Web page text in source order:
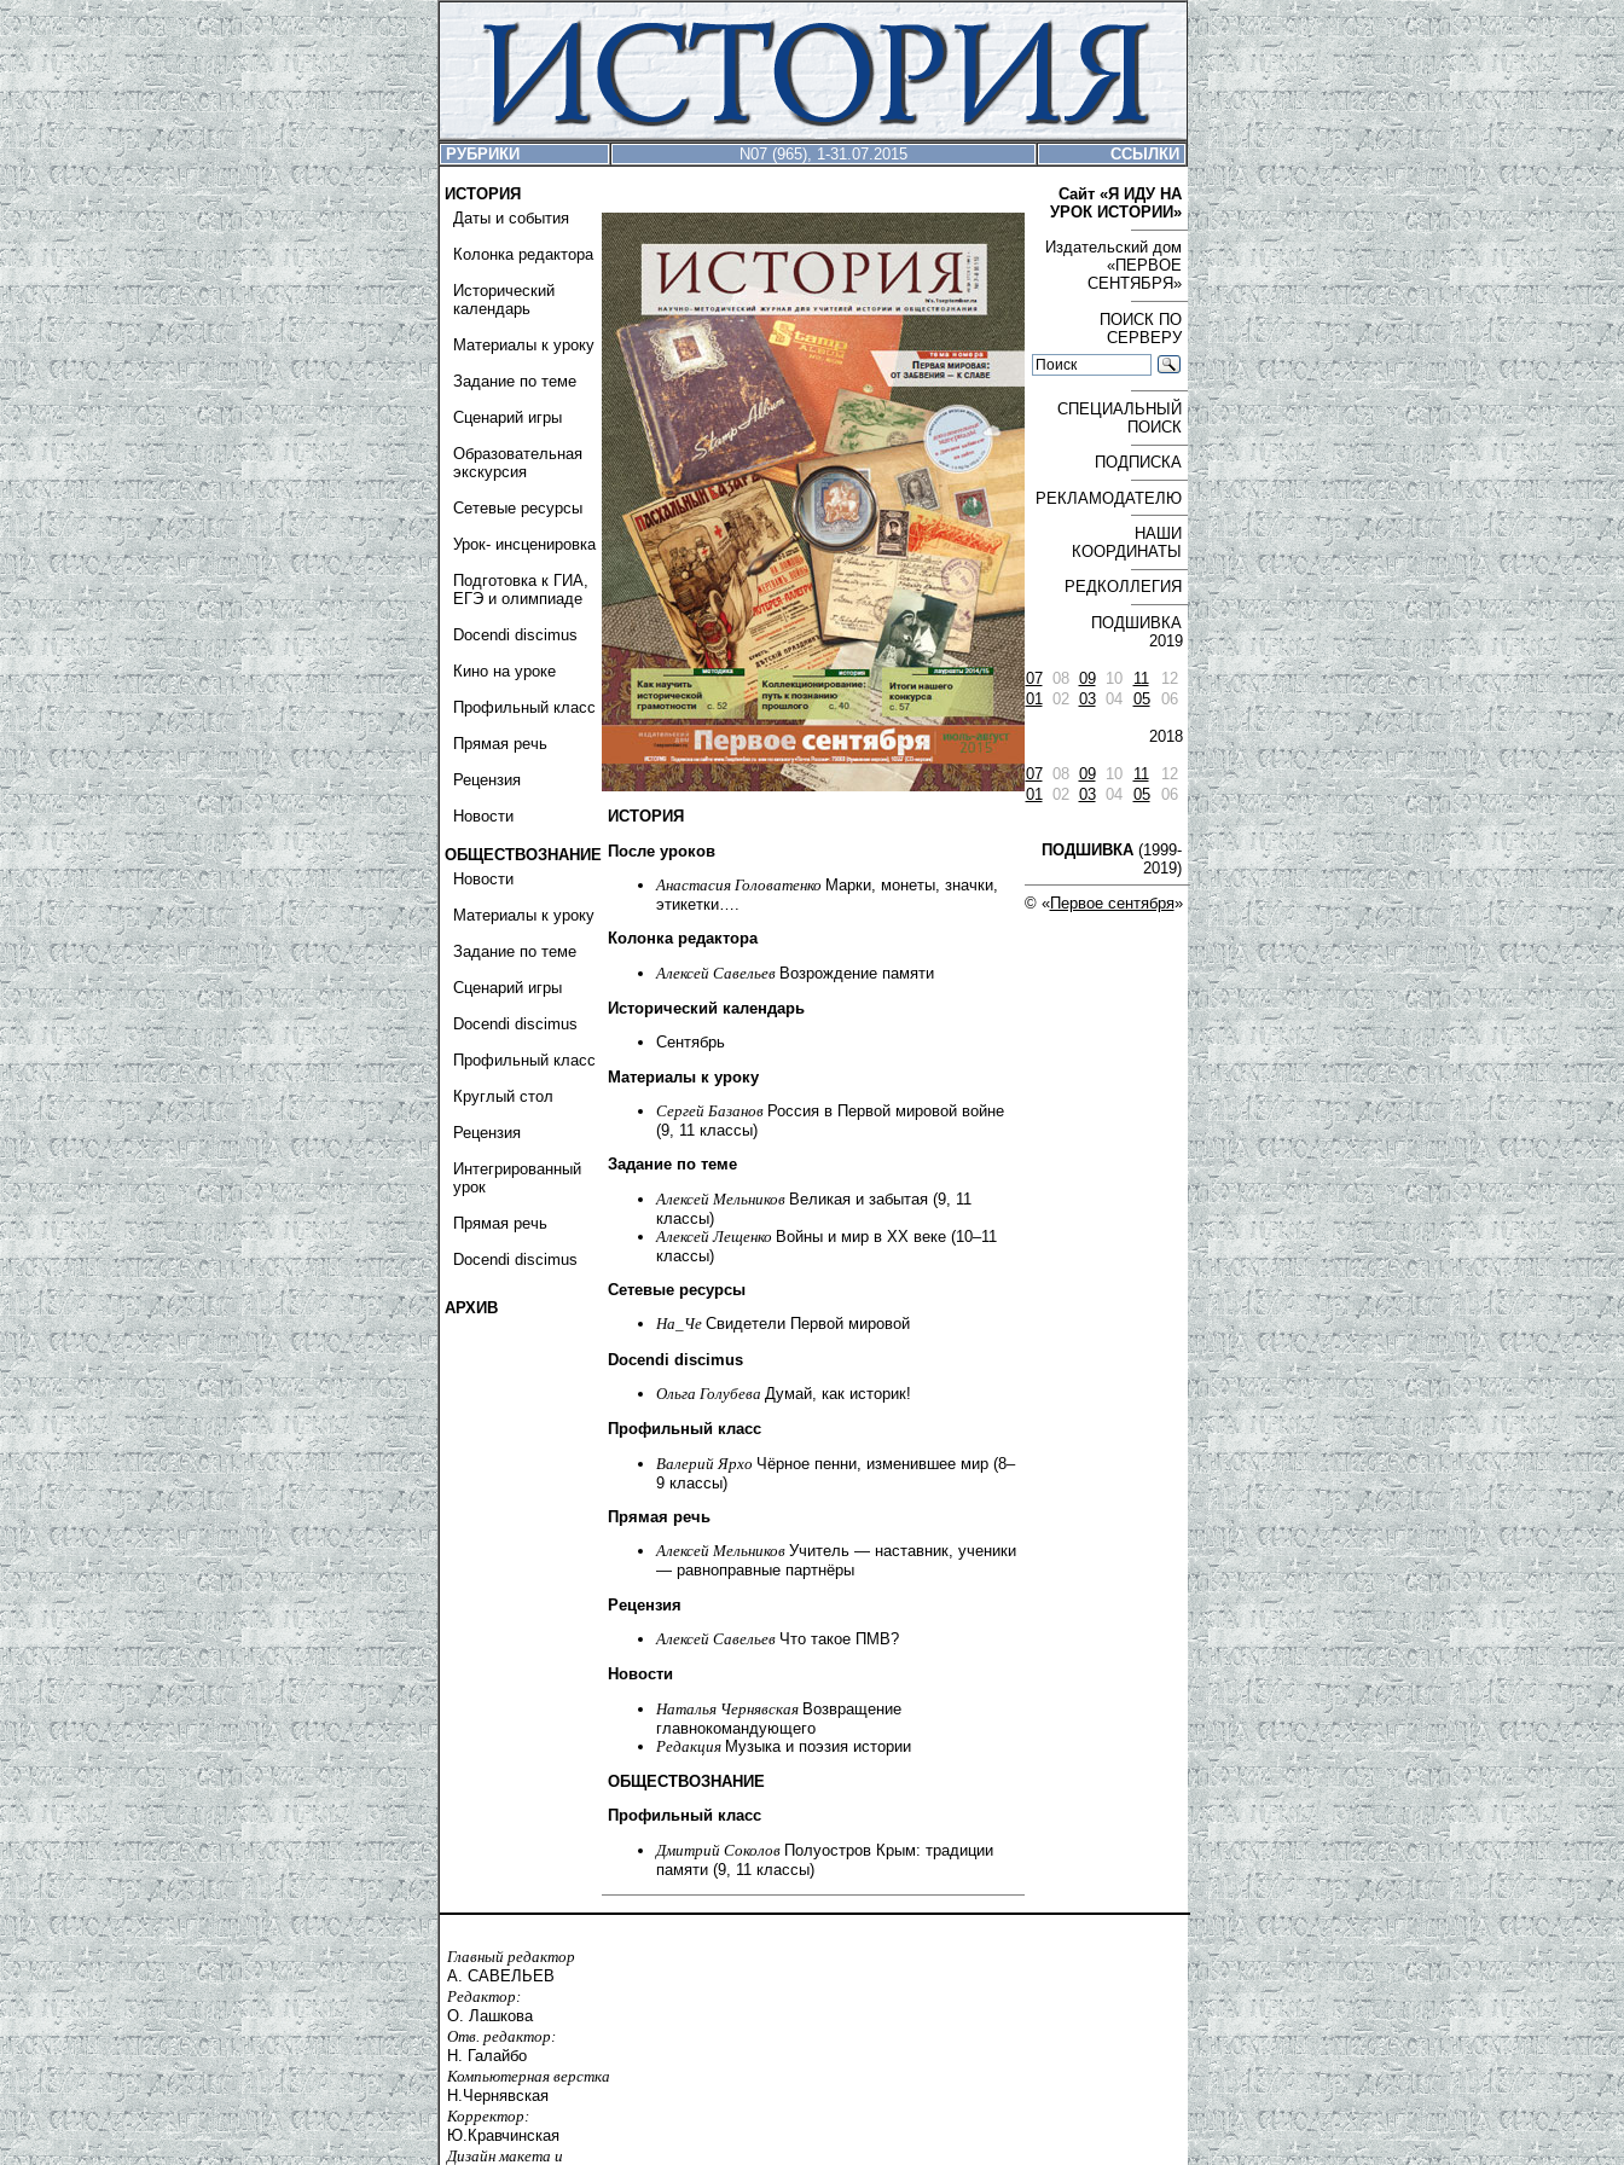
РУБРИКИ N07 (965), 1-31.07.2015 ССЫЛКИ
ИСТОРИЯ
Даты и события
Колонка редактора
Исторический
календарь
Материалы к уроку
Задание по теме
Сценарий игры
Образовательная
экскурсия
Сетевые ресурсы
Урок- инсценировка
Подготовка к ГИА,
ЕГЭ и олимпиаде
Docendi discimus
Кино на уроке
Профильный класс
Прямая речь
Рецензия
Новости
ОБЩЕСТВОЗНАНИЕ
Новости
Материалы к уроку
Задание по теме
Сценарий игры
Docendi discimus
Профильный класс
Круглый стол
Рецензия
Интегрированный
урок
Прямая речь
Docendi discimus
АРХИВ
ИСТОРИЯ
После уроков
Анастасия Головатенко Марки, монеты, значки,
этикетки….
Колонка редактора
Алексей Савельев Возрождение памяти
Исторический календарь
Сентябрь
Материалы к уроку
Сергей Базанов Россия в Первой мировой войне
(9, 11 классы)
Задание по теме
Алексей Мельников Великая и забытая (9, 11
классы)
Алексей Лещенко Войны и мир в XX веке (10–11
классы)
Сетевые ресурсы
На_Че Свидетели Первой мировой
Docendi discimus
Ольга Голубева Думай, как историк!
Профильный класс
Валерий Ярхо Чёрное пенни, изменившее мир (8–
9 классы)
Прямая речь
Алексей Мельников Учитель — наставник, ученики
— равноправные партнёры
Рецензия
Алексей Савельев Что такое ПМВ?
Новости
Наталья Чернявская Возвращение
главнокомандующего
Редакция Музыка и поэзия истории
ОБЩЕСТВОЗНАНИЕ
Профильный класс
Дмитрий Соколов Полуостров Крым: традиции
памяти (9, 11 классы)
Сайт «Я ИДУ НА
УРОК ИСТОРИИ»
Издательский дом
«ПЕРВОЕ
СЕНТЯБРЯ»
ПОИСК ПО
СЕРВЕРУ
СПЕЦИАЛЬНЫЙ
ПОИСК
ПОДПИСКА
РЕКЛАМОДАТЕЛЮ
НАШИ
КООРДИНАТЫ
РЕДКОЛЛЕГИЯ
ПОДШИВКА
2019
07 08 09 10 11
12
01
02 03 04 05 06
2018
07 08 09 10 11
12
01
02 03 04 05 06
ПОДШИВКА(1999-
2019)
© «Первое сентября»
Главный редактор
А. САВЕЛЬЕВ
Редактор:
О. Лашкова
Отв. редактор:
Н. Галайбо
Компьютерная верстка
Н.Чернявская
Корректор:
Ю.Кравчинская
Дизайн макета и